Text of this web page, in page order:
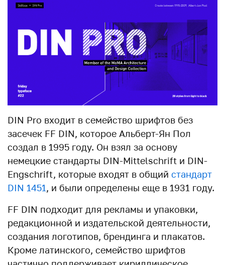
DIN Pro входит в семейство шрифтов без
засечек FF DIN, которое Альберт-Ян Пол
создал в 1995 году. Он взял за основу
немецкие стандарты DIN-Mittelschrift и DIN-
Engschrift, которые входят в общий стандарт
DIN 1451, и были определены еще в 1931 году.
FF DIN подходит для рекламы и упаковки,
редакционной и издательской деятельности,
создания логотипов, брендинга и плакатов.
Кроме латинского, семейство шрифтов